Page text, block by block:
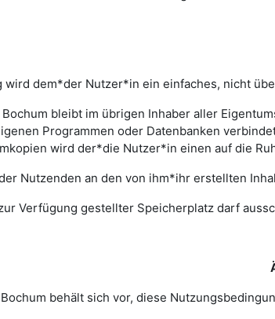
wird dem*der Nutzer*in ein einfaches, nicht
bleibt im übrigen Inhaber aller
Programmen oder Datenbanken
wird der*die Nutzer*in einen auf die
Nutzenden an den von ihm*ihr erstellten
Verfügung gestellter Speicherplatz darf
behält sich vor, diese